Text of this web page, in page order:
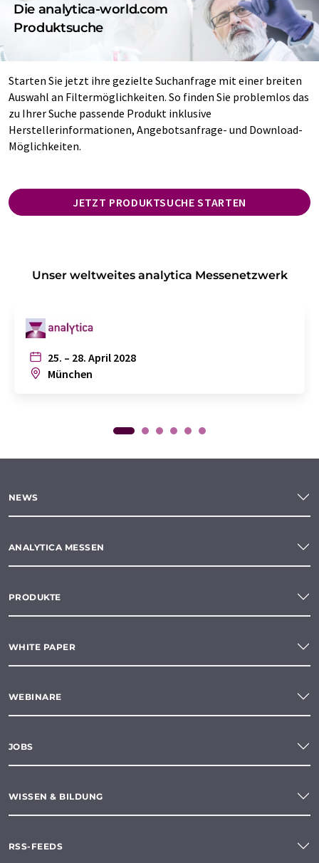
Die analytica-world.com
Produktsuche
Starten Sie jetzt ihre gezielte Suchanfrage mit einer breiten
Auswahl an Filtermöglichkeiten. So finden Sie problemlos das
zu Ihrer Suche passende Produkt inklusive
Herstellerinformationen, Angebotsanfrage- und Download-
Möglichkeiten.
JETZT PRODUKTSUCHE STARTEN
Unser weltweites analytica Messenetzwerk
25. – 28. April 2028
München
NEWS
ANALYTICA MESSEN
PRODUKTE
WHITE PAPER
WEBINARE
JOBS
WISSEN & BILDUNG
RSS-FEEDS